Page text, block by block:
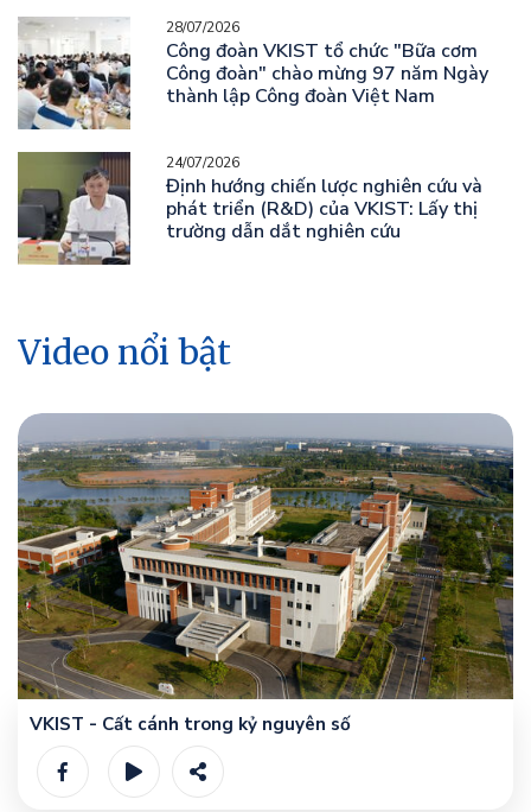
28/07/2026
Công đoàn VKIST tổ chức "Bữa cơm
Công đoàn" chào mừng 97 năm Ngày
thành lập Công đoàn Việt Nam
24/07/2026
Định hướng chiến lược nghiên cứu và
phát triển (R&D) của VKIST: Lấy thị
trường dẫn dắt nghiên cứu
Video nổi bật
VKIST - Cất cánh trong kỷ nguyên số